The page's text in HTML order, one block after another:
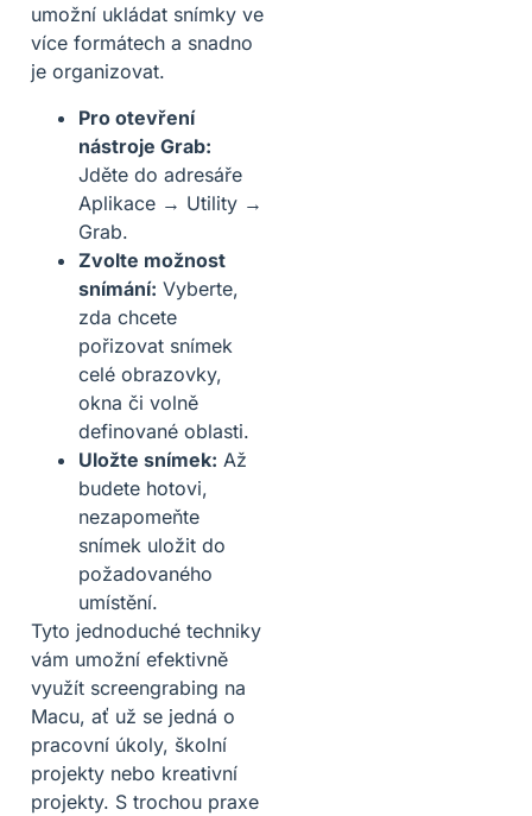
umožní ukládat snímky ve
více formátech a snadno
je organizovat.
Pro otevření
nástroje Grab:
Jděte do adresáře
Aplikace → Utility →
Grab.
Zvolte možnost
snímání: Vyberte,
zda chcete
pořizovat snímek
celé obrazovky,
okna či volně
definované oblasti.
Uložte snímek: Až
budete hotovi,
nezapomeňte
snímek uložit do
požadovaného
umístění.
Tyto jednoduché techniky
vám umožní efektivně
využít screengrabing na
Macu, ať už se jedná o
pracovní úkoly, školní
projekty nebo kreativní
projekty. S trochou praxe